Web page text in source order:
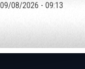
08/2026 - 09:13